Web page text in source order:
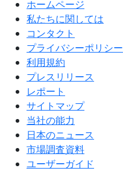
ホームページ
私たちに関しては
コンタクト
プライバシーポリシー
利用規約
プレスリリース
レポート
サイトマップ
当社の能力
日本のニュース
市場調査資料
ユーザーガイド